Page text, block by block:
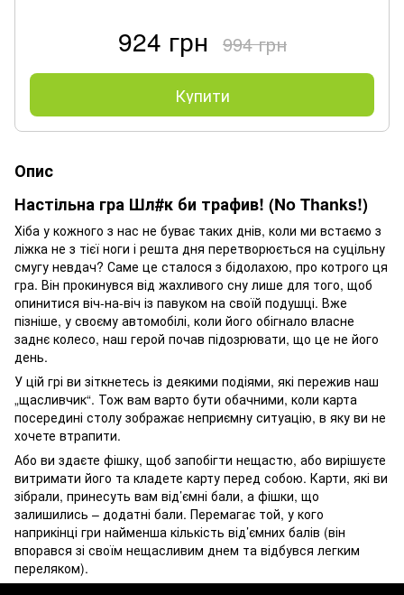
924 грн 994 грн
Купити
Опис
Настільна гра Шл#к би трафив! (No Thanks!)
Хіба у кожного з нас не буває таких днів, коли ми встаємо з
ліжка не з тієї ноги і решта дня перетворюється на суцільну
смугу невдач? Саме це сталося з бідолахою, про котрого ця
гра. Він прокинувся від жахливого сну лише для того, щоб
опинитися віч-на-віч із павуком на своїй подушці. Вже
пізніше, у своєму автомобілі, коли його обігнало власне
заднє колесо, наш герой почав підозрювати, що це не його
день.
У цій грі ви зіткнетесь із деякими подіями, які пережив наш
„щасливчик“. Тож вам варто бути обачними, коли карта
посередині столу зображає неприємну ситуацію, в яку ви не
хочете втрапити.
Або ви здаєте фішку, щоб запобігти нещастю, або вирішуєте
витримати його та кладете карту перед собою. Карти, які ви
зібрали, принесуть вам від’ємні бали, а фішки, що
залишились – додатні бали. Перемагає той, у кого
наприкінці гри найменша кількість від’ємних балів (він
впорався зі своїм нещасливим днем та відбувся легким
переляком).